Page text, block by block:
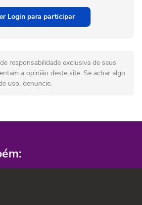
Login para participar
responsabilidade exclusiva de seus
a opinião deste site. Se achar algo
uso, denuncie.